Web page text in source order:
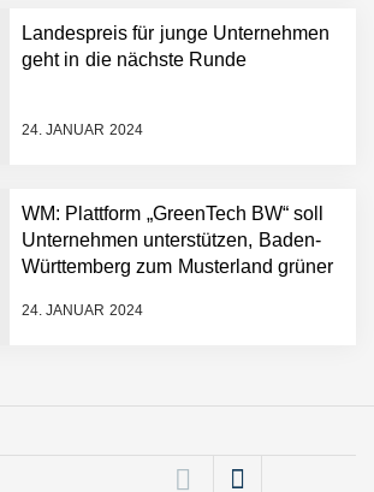
Landespreis für junge Unternehmen
geht in die nächste Runde
24. JANUAR 2024
WM: Plattform „GreenTech BW“ soll
Unternehmen unterstützen, Baden-
Württemberg zum Musterland grüner
24. JANUAR 2024
Entwicklungsprozesse
Pyck im Employer Portrait
Maximilian Mack von Pyck
Software – flexibel, offen,